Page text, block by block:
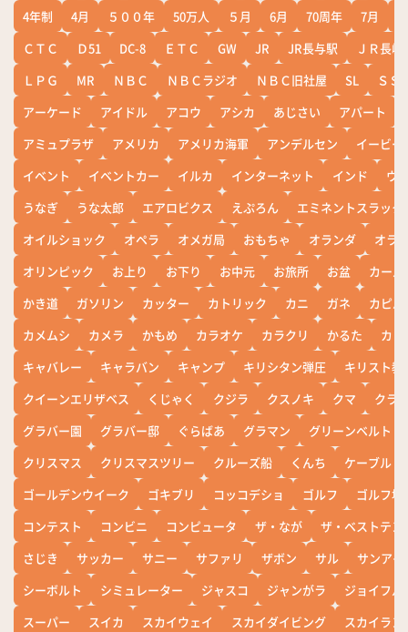
4年制
4月 ５００年 50万人 ５月 6月 70周年 7月
ＣＴＣ
Ｄ51 DC-8 ＥＴＣ GW JR JR長与駅
ＪＲ長崎
ＬＰＧ
MR ＮＢＣ ＮＢＣラジオ ＮＢＣ旧社屋 SL
ＳＳ
アーケード
アイドル アコウ アシカ あじさい アパート
アミュプラザ
アメリカ アメリカ海軍 アンデルセン
イービー
イベント
イベントカー イルカ インターネット インド
ウ
うなぎ
うな太郎 エアロビクス えぷろん
エミネントスラック
オイルショック
オペラ オメガ局 おもちゃ オランダ
オラ
オリンピック
お上り お下り お中元 お旅所 お盆
カー
かき道
ガソリン カッター カトリック カニ ガネ
カピバ
カメムシ
カメラ かもめ カラオケ カラクリ かるた
カレ
キャバレー
キャラバン キャンプ キリシタン弾圧
キリスト教
クイーンエリザベス
くじゃく クジラ クスノキ クマ
クラ
グラバー園
グラバー邸 ぐらばあ グラマン
グリーンベルト
クリスマス
クリスマスツリー クルーズ船 くんち
ケーブル
ゴールデンウイーク
ゴキブリ コッコデショ ゴルフ
ゴルフ場
コンテスト
コンビニ コンピュータ ザ・なが
ザ・ベストテン
さじき
サッカー サニー サファリ ザボン サル
サンアイ
シーボルト
シミュレーター ジャスコ ジャンがラ
ジョイフル
スーパー
スイカ スカイウェイ スカイダイビング
スカイラン